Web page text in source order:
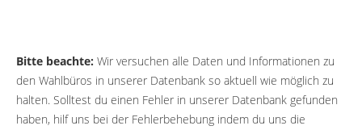
Bitte beachte: Wir versuchen alle Daten und Informationen zu
den Wahlbüros in unserer Datenbank so aktuell wie möglich zu
halten. Solltest du einen Fehler in unserer Datenbank gefunden
haben, hilf uns bei der Fehlerbehebung indem du uns die